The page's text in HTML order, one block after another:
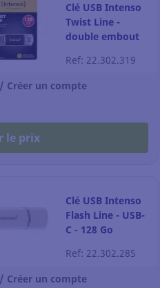
Clé USB Intenso
Twist Line -
double embout
128 Go
Ref: 22.302.319
Créer un compte
le prix
Clé USB Intenso
Flash Line - USB-
C - 128 Go
Ref: 22.302.285
Créer un compte